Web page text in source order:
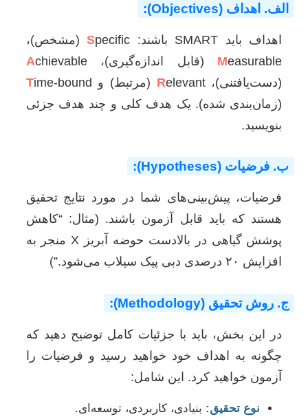
الف. اهداف (Objectives):
اهداف باید SMART باشند: Specific (مشخص)،
Measurable (قابل اندازه‌گیری)، Achievable
(دست‌یافتنی)،
Relevant (مرتبط) و Time-bound
(زمان‌بندی شده). یک هدف کلی و چند هدف جزئی
بنویسید.
ب. فرضیات (Hypotheses):
فرضیات، پیش‌بینی‌های شما در مورد نتایج تحقیق
هستند که باید قابل آزمون باشند. (مثال: “کاهش
پوشش گیاهی در بالادست حوضه آبریز X منجر به
افزایش ۲۰ درصدی دبی پیک سیلاب می‌شود.”)
ج. روش تحقیق (Methodology):
در این بخش، باید با جزئیات کامل توضیح دهید که
چگونه به اهداف خود خواهید رسید و فرضیات را
آزمون خواهید کرد. این شامل:
نوع تحقیق: بنیادی، کاربردی، توسعه‌ای.